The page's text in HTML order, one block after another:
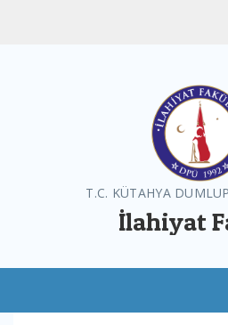
T.C. KÜTAHYA
İlahiyat